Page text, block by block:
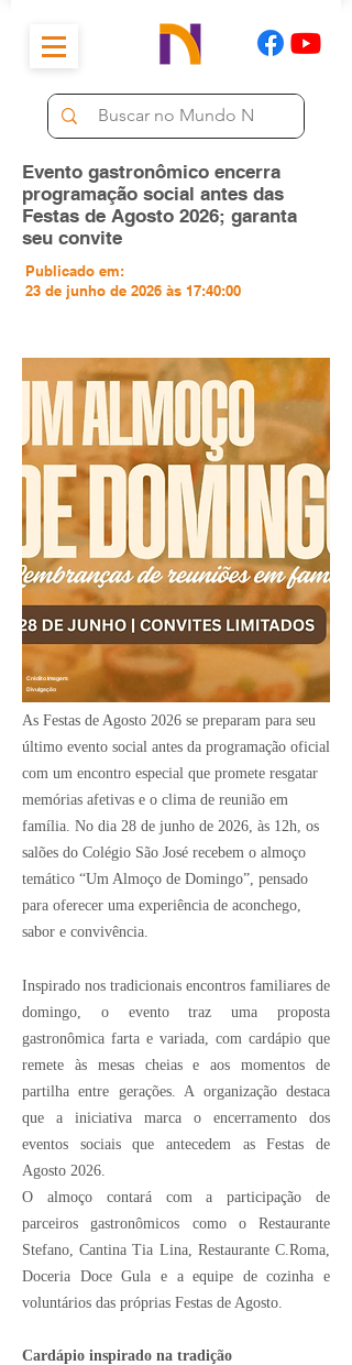
Evento gastronômico encerra
programação social antes das
Festas de Agosto 2026; garanta
seu convite
Publicado em:
23 de junho de 2026 às 17:40:00
Divulgação
Crédito Imagem:
As Festas de Agosto 2026 se preparam para seu
último evento social antes da programação oficial
com um encontro especial que promete resgatar
memórias afetivas e o clima de reunião em
família. No dia 28 de junho de 2026, às 12h, os
salões do Colégio São José recebem o almoço
temático “Um Almoço de Domingo”, pensado
para oferecer uma experiência de aconchego,
sabor e convivência.
Inspirado nos tradicionais encontros familiares de
domingo, o evento traz uma proposta
gastronômica farta e variada, com cardápio que
remete às mesas cheias e aos momentos de
partilha entre gerações. A organização destaca
que a iniciativa marca o encerramento dos
eventos sociais que antecedem as Festas de
Agosto 2026.
O almoço contará com a participação de
parceiros gastronômicos como o Restaurante
Stefano, Cantina Tia Lina, Restaurante C.Roma,
Doceria Doce Gula e a equipe de cozinha e
voluntários das próprias Festas de Agosto.
Cardápio inspirado na tradição